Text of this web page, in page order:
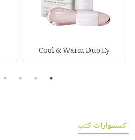
Cool & Warm Duo Ey
1
2
3
4
اكسسوارات كتب